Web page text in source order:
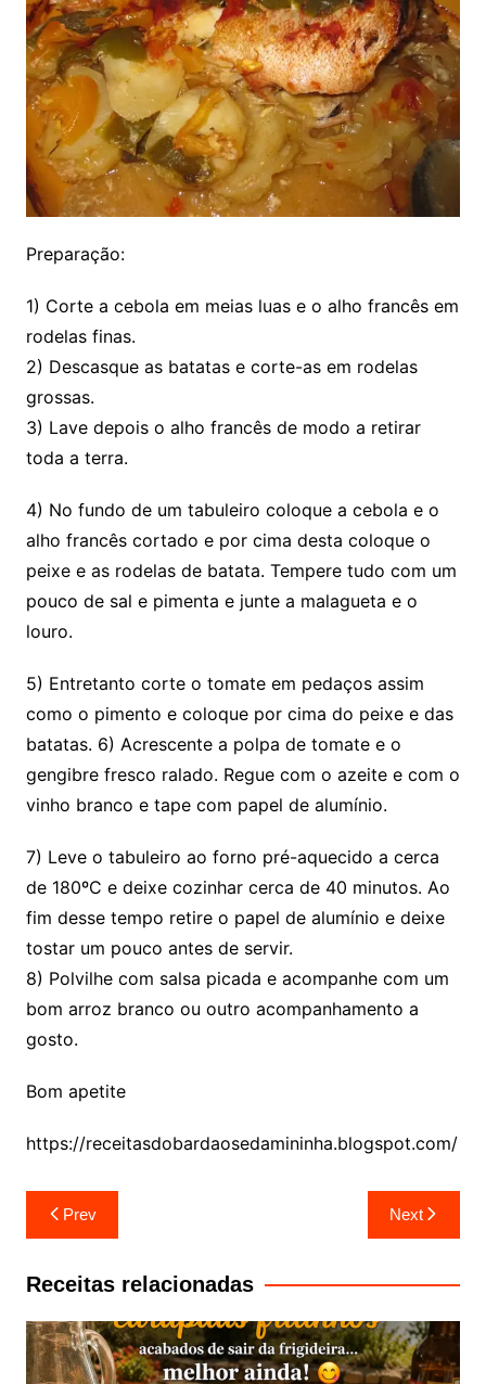
Preparação:
1) Corte a cebola em meias luas e o alho francês em
rodelas finas.
2) Descasque as batatas e corte-as em rodelas
grossas.
3) Lave depois o alho francês de modo a retirar
toda a terra.
4) No fundo de um tabuleiro coloque a cebola e o
alho francês cortado e por cima desta coloque o
peixe e as rodelas de batata. Tempere tudo com um
pouco de sal e pimenta e junte a malagueta e o
louro.
5) Entretanto corte o tomate em pedaços assim
como o pimento e coloque por cima do peixe e das
batatas. 6) Acrescente a polpa de tomate e o
gengibre fresco ralado. Regue com o azeite e com o
vinho branco e tape com papel de alumínio.
7) Leve o tabuleiro ao forno pré-aquecido a cerca
de 180ºC e deixe cozinhar cerca de 40 minutos. Ao
fim desse tempo retire o papel de alumínio e deixe
tostar um pouco antes de servir.
8) Polvilhe com salsa picada e acompanhe com um
bom arroz branco ou outro acompanhamento a
gosto.
Bom apetite
https://receitasdobardaosedamininha.blogspot.com/
Navegação
de
artigos
Prev Next
Receitas relacionadas